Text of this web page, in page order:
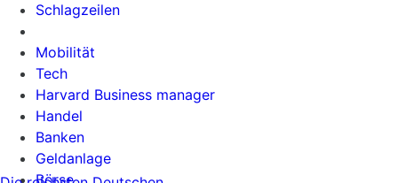
Schlagzeilen
Mobilität
Tech
Harvard Business manager
Handel
Banken
Geldanlage
Börse